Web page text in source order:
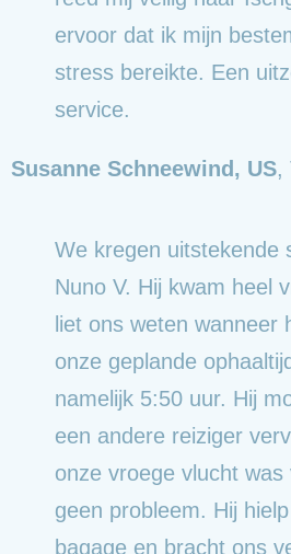
ervoor dat ik mijn
stress bereikte. Een
service.
Susanne Schneewind, US,
We kregen uitstekende
Nuno V. Hij kwam heel
liet ons weten wanneer
onze geplande
namelijk 5:50 uur. Hij
een andere reiziger
onze vroege vlucht was
geen probleem. Hij
bagage en bracht ons